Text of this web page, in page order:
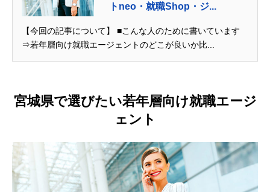
トneo・就職Shop・ジ...
【今回の記事について】 ■こんな人のために書いています
⇒若年層向け就職エージェントのどこが良いか比...
宮城県で選びたい若年層向け就職エージ
ェント